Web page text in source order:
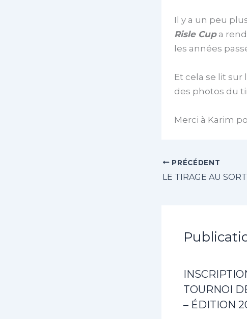
Il y a un peu
Risle Cupa
les années
Et cela se lit
des photos du
Merci à Karim
PRÉCÉDENT
TOURNOI
– ÉDITION